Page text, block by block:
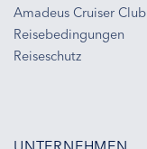
Amadeus Cruiser Club
Reisebedingungen
Reiseschutz